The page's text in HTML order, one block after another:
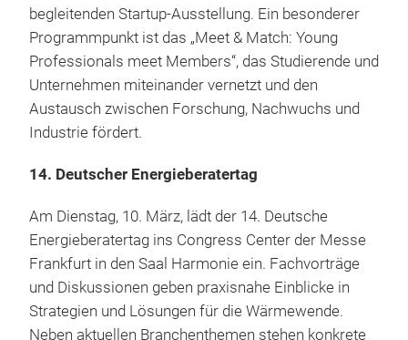
begleitenden Startup-Ausstellung. Ein besonderer
Programmpunkt ist das „Meet & Match: Young
Professionals meet Members“, das Studierende und
Unternehmen miteinander vernetzt und den
Austausch zwischen Forschung, Nachwuchs und
Industrie fördert.
14. Deutscher Energieberatertag
Am Dienstag, 10. März, lädt der 14. Deutsche
Energieberatertag ins Congress Center der Messe
Frankfurt in den Saal Harmonie ein. Fachvorträge
und Diskussionen geben praxisnahe Einblicke in
Strategien und Lösungen für die Wärmewende.
Neben aktuellen Branchenthemen stehen konkrete